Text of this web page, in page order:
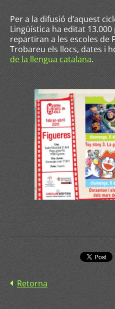
Per a la difusió d’aquest
Lingüística ha editat
repartiran a les escoles de
Trobareu els llocs, dates i
de la llengua catalana.
Retorna